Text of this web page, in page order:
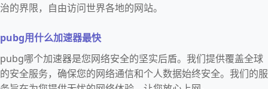
治的界限，自由访问世界各地的网站。
pubg用什么加速器最快
pubg哪个加速器是您网络安全的坚实后盾。我们提供覆盖全球
的安全服务，确保您的网络通信和个人数据始终安全。我们的服